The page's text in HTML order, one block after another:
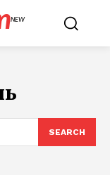
NEW
SEARCH